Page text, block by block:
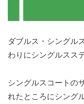
ダブルス・シングル
わりにシングルスス
シングルスコートの
れたところにシング